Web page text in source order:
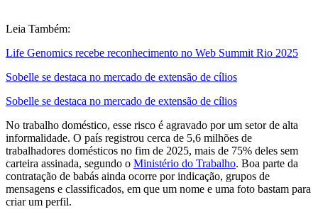
Leia Também:
Life Genomics recebe reconhecimento no Web Summit Rio 2025
Sobelle se destaca no mercado de extensão de cílios
Sobelle se destaca no mercado de extensão de cílios
No trabalho doméstico, esse risco é agravado por um setor de alta
informalidade. O país registrou cerca de 5,6 milhões de
trabalhadores domésticos no fim de 2025, mais de 75% deles sem
carteira assinada, segundo o Ministério do Trabalho. Boa parte da
contratação de babás ainda ocorre por indicação, grupos de
mensagens e classificados, em que um nome e uma foto bastam para
criar um perfil.